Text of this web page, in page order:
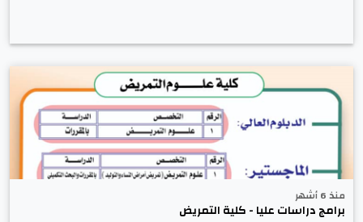
منذ 6 أشهر
برامج دراسات عليا - كلية التمريض